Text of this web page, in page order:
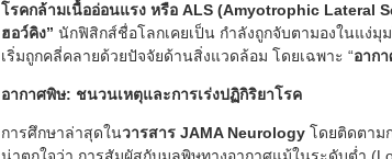
โรคกล้ามเนื้ออ่อนแรง หรือ ALS (Amyotrophic Lateral
ฮอว์คิง” นักฟิสิกส์ชื่อโลกเคยเป็น กำลังถูกจับตามองในแง่มุ
เริ่มถูกคลี่คลายด้วยปัจจัยด้านสิ่งแวดล้อม โดยเฉพาะ “อากา
อากาศพิษ: ชนวนเหตุและการเร่งปฏิกิริยาโรค
การศึกษาล่าสุดในวารสาร JAMA Neurology โดยติดตาม